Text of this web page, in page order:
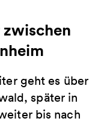
geht es über
später in
bis nach